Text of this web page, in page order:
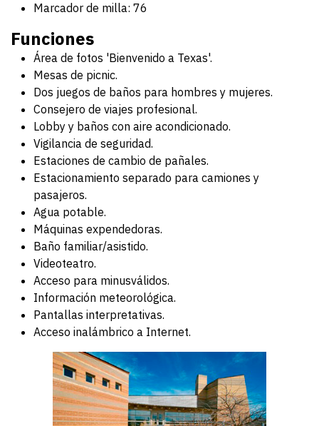
Marcador de milla: 76
Funciones
Área de fotos 'Bienvenido a Texas'.
Mesas de picnic.
Dos juegos de baños para hombres y mujeres.
Consejero de viajes profesional.
Lobby y baños con aire acondicionado.
Vigilancia de seguridad.
Estaciones de cambio de pañales.
Estacionamiento separado para camiones y
pasajeros.
Agua potable.
Máquinas expendedoras.
Baño familiar/asistido.
Videoteatro.
Acceso para minusválidos.
Información meteorológica.
Pantallas interpretativas.
Acceso inalámbrico a Internet.